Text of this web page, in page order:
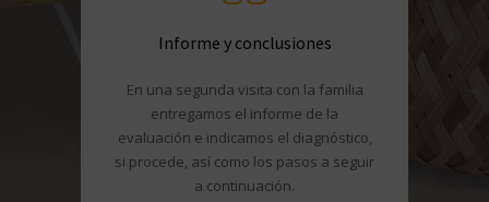
Informe y conclusiones
En una segunda visita con la familia
entregamos el informe de la
evaluación e indicamos el diagnóstico,
si procede, así como los pasos a seguir
a continuación.